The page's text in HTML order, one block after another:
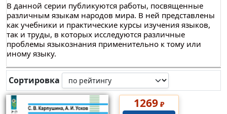
В данной серии публикуются работы, посвященные
различным языкам народов мира. В ней представлены
как учебники и практические курсы изучения языков,
так и труды, в которых исследуются различные
проблемы языкознания применительно к тому или
иному языку.
Сортировка
1269₽